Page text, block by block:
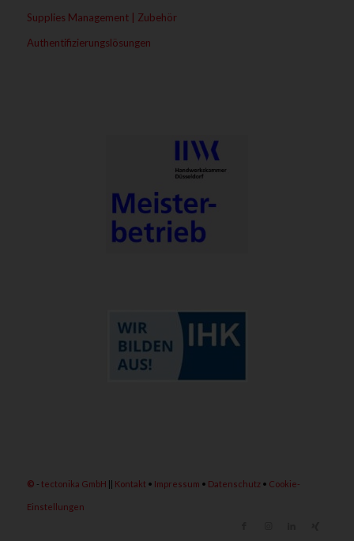
Supplies Management | Zubehör
Authentifizierungslösungen
© - tectonika GmbH || Kontakt • Impressum • Datenschutz• Cookie-
Einstellungen